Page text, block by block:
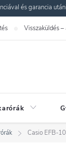
és garancia
Visszaküldés –
Casio EFB-